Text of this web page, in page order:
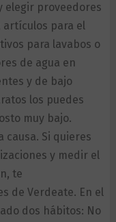
elegir proveedores
artículos para el
para lavabos o
de agua en
y de bajo
los puedes
muy bajo.
causa. Si quieres
y medir el
te
de Verdeate. En el
dos hábitos: No